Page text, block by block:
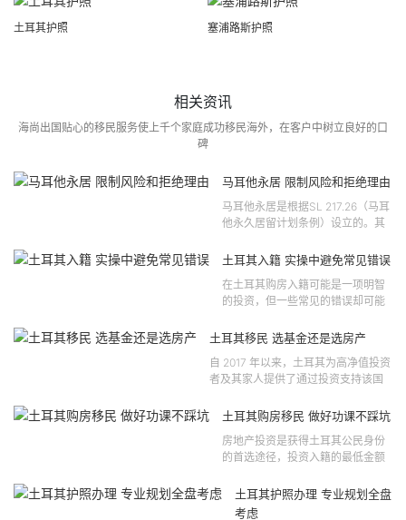
土耳其护照 塞浦路斯护照
相关资讯
海尚出国贴心的移民服务使上千个家庭成功移民海外，在客户中树立良好的口
碑
马耳他永居 限制风险和拒绝理由
马耳他永居是根据SL 217.26（马耳
他永久居留计划条例）设立的。其
121 号法律公告，并随后根据2024
土耳其入籍 实操中避免常见错误
在土耳其购房入籍可能是一项明智
的投资，但一些常见的错误却可能
失。许多投资者轻信营销宣传或不
土耳其移民 选基金还是选房产
自 2017 年以来，土耳其为高净值投资
者及其家人提供了通过投资支持该国
会。 该计划的一大亮点在于其涵盖广
土耳其购房移民 做好功课不踩坑
房地产投资是获得土耳其公民身份
的首选途径，投资入籍的最低金额
二手房产。这一门槛自2019年调整
以来一直未变，适用于经持牌...
土耳其护照办理 专业规划全盘
考虑